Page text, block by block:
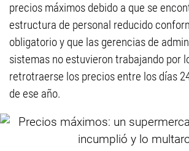
precios máximos debido a que se
estructura de personal reducido
obligatorio y que las gerencias de
sistemas no estuvieron trabajando por
retrotraerse los precios entre los días
de ese año.